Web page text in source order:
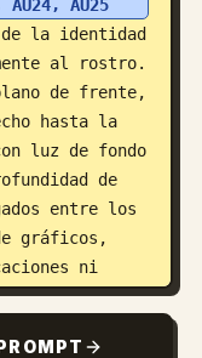
AU24, AU25
la identidad
al rostro.
de frente,
hasta la
luz de fondo
de
entre los
gráficos,
ni